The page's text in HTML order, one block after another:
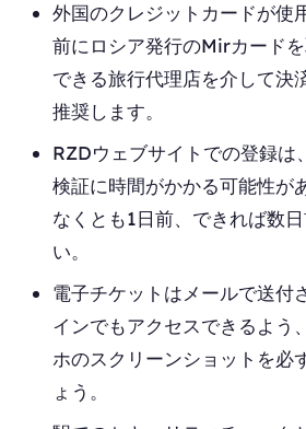
外国のクレジットカードが使
前にロシア発行のMirカード
できる旅行代理店を介して決
推奨します。
RZDウェブサイトでの登録は
検証に時間がかかる可能性が
なくとも1日前、できれば数
い。
電子チケットはメールで送付
インでもアクセスできるよう
ホのスクリーンショットを必
ょう。